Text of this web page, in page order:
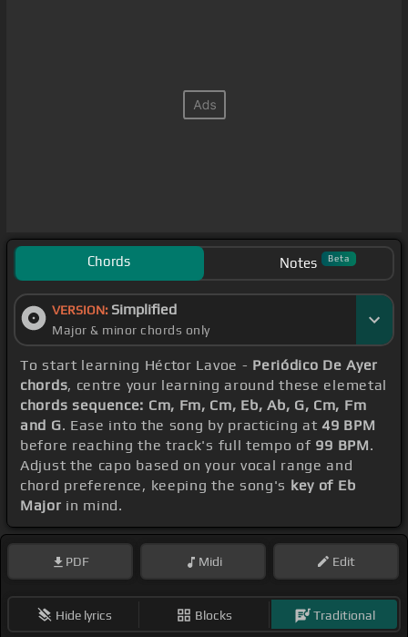
Chords Notes Beta
VERSION: Simplified
Major & minor chords only
To start learning Héctor Lavoe - Periódico De Ayer
chords, centre your learning around these elemetal
chords sequence: Cm, Fm, Cm, Eb, Ab, G, Cm, Fm
and G. Ease into the song by practicing at49 BPM
before reaching the track's full tempo of 99 BPM.
Adjust the capo based on your vocal range and
chord preference, keeping the song's key of Eb
Major in mind.
PDF Midi Edit
Hide lyrics Blocks Traditional